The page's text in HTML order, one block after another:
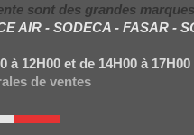
sont des grandes marques
AIR - SODECA - FASAR -
12H00 et de 14H00 à 17H00
de ventes